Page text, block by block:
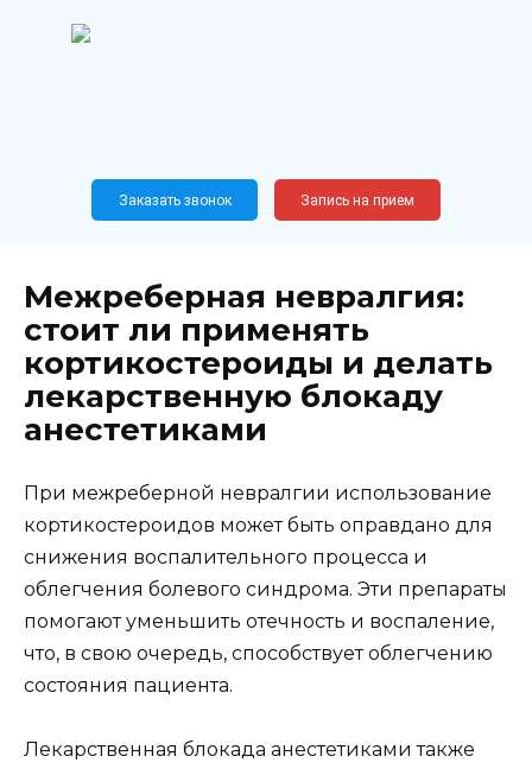
Новослободская, 62, к12
Заказать звонок Запись на прием
Межреберная невралгия:
стоит ли применять
кортикостероиды и делать
лекарственную блокаду
анестетиками
При межреберной невралгии использование
кортикостероидов может быть оправдано для
снижения воспалительного процесса и
облегчения болевого синдрома. Эти препараты
помогают уменьшить отечность и воспаление,
что, в свою очередь, способствует облегчению
состояния пациента.
Лекарственная блокада анестетиками также